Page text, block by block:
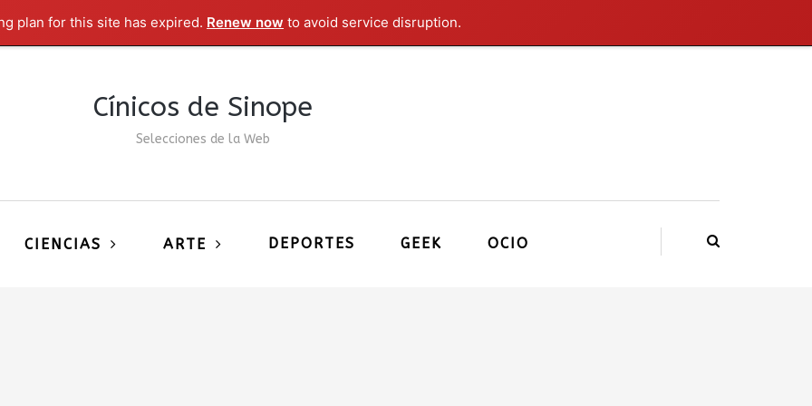
plan for this site has expired. Renew now to avoid service disruption.
Cínicos de Sinope
Selecciones de la Web
CIENCIAS ARTE DEPORTES GEEK OCIO